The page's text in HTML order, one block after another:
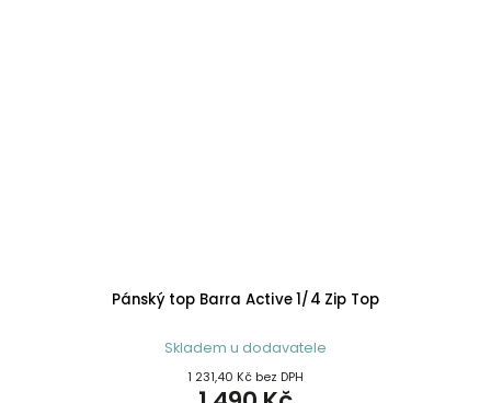
Pánský top Barra Active 1/4 Zip Top
Skladem u dodavatele
1 231,40 Kč bez DPH